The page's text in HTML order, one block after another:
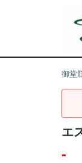
御堂
エ
-